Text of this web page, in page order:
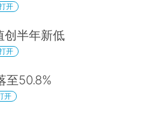
开
创半年新低
开
至50.8%
开